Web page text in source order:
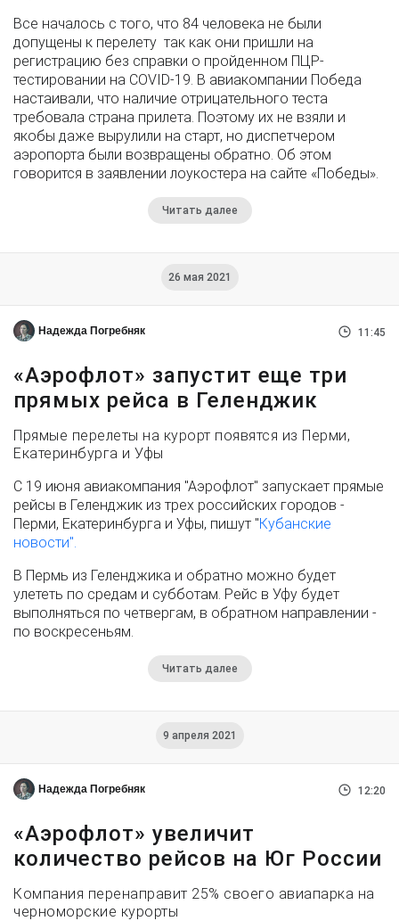
Все началось с того, что 84 человека не были
допущены к перелету так как они пришли на
регистрацию без справки о пройденном ПЦР-
тестировании на COVID-19. В авиакомпании Победа
настаивали, что наличие отрицательного теста
требовала страна прилета. Поэтому их не взяли и
якобы даже вырулили на старт, но диспетчером
аэропорта были возвращены обратно. Об этом
говорится в заявлении лоукостера на сайте «Победы».
Читать далее
26 мая 2021
Надежда Погребняк 11:45
«Аэрофлот» запустит еще три
прямых рейса в Геленджик
Прямые перелеты на курорт появятся из Перми,
Екатеринбурга и Уфы
С 19 июня авиакомпания "Аэрофлот" запускает прямые
рейсы в Геленджик из трех российских городов -
Перми, Екатеринбурга и Уфы, пишут "Кубанские
новости".
В Пермь из Геленджика и обратно можно будет
улететь по средам и субботам. Рейс в Уфу будет
выполняться по четвергам, в обратном направлении -
по воскресеньям.
Читать далее
9 апреля 2021
Надежда Погребняк 12:20
«Аэрофлот» увеличит
количество рейсов на Юг России
Компания перенаправит 25% своего авиапарка на
черноморские курорты